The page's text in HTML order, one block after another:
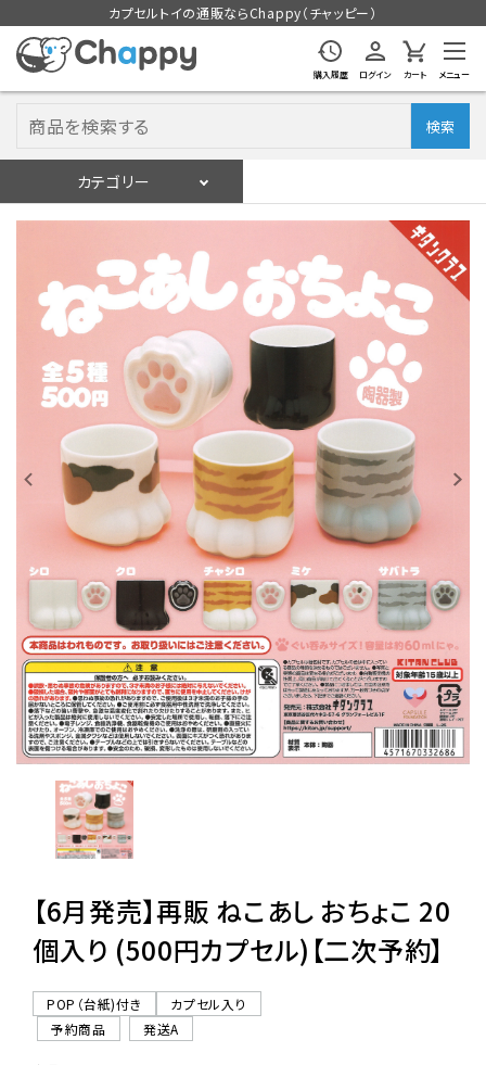
カプセルトイの通販ならChappy（チャッピー）
購入履歴 ログイン カート メニュー
検索
カテゴリー
入荷スケジュールをチェック
カプセルトイマシン本体
カプセルトイ
販促用空カプセル
レンタル
景品・玩具・文具
販促用カプセルトイ
よくあるご質問
06-6282-7659
【6月発売】再販 ねこあし おちょこ 20
個入り (500円カプセル)【二次予約】
POP（台紙)付き
カプセル入り
予約商品
発送A